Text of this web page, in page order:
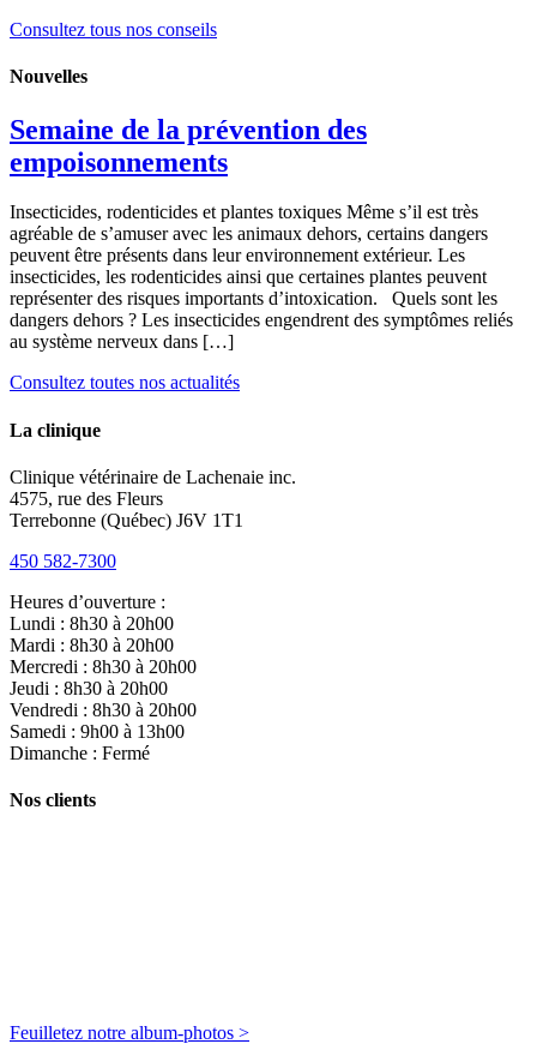
Consultez tous nos conseils
Nouvelles
Semaine de la prévention des
empoisonnements
Insecticides, rodenticides et plantes toxiques Même s’il est très
agréable de s’amuser avec les animaux dehors, certains dangers
peuvent être présents dans leur environnement extérieur. Les
insecticides, les rodenticides ainsi que certaines plantes peuvent
représenter des risques importants d’intoxication. Quels sont les
dangers dehors ? Les insecticides engendrent des symptômes reliés
au système nerveux dans […]
Consultez toutes nos actualités
La clinique
Clinique vétérinaire de Lachenaie inc.
4575, rue des Fleurs
Terrebonne (Québec) J6V 1T1
450 582-7300
Heures d’ouverture :
Lundi : 8h30 à 20h00
Mardi : 8h30 à 20h00
Mercredi : 8h30 à 20h00
Jeudi : 8h30 à 20h00
Vendredi : 8h30 à 20h00
Samedi : 9h00 à 13h00
Dimanche : Fermé
Nos clients
Feuilletez notre album-photos >